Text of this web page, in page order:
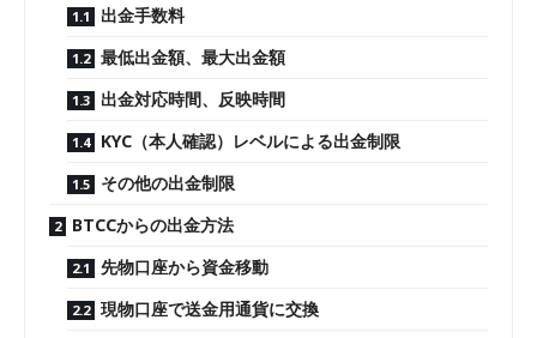
出金手数料
最低出金額、最大出金額
出金対応時間、反映時間
KYC（本人確認）レベルによる出金制限
その他の出金制限
BTCCからの出金方法
先物口座から資金移動
現物口座で送金用通貨に交換